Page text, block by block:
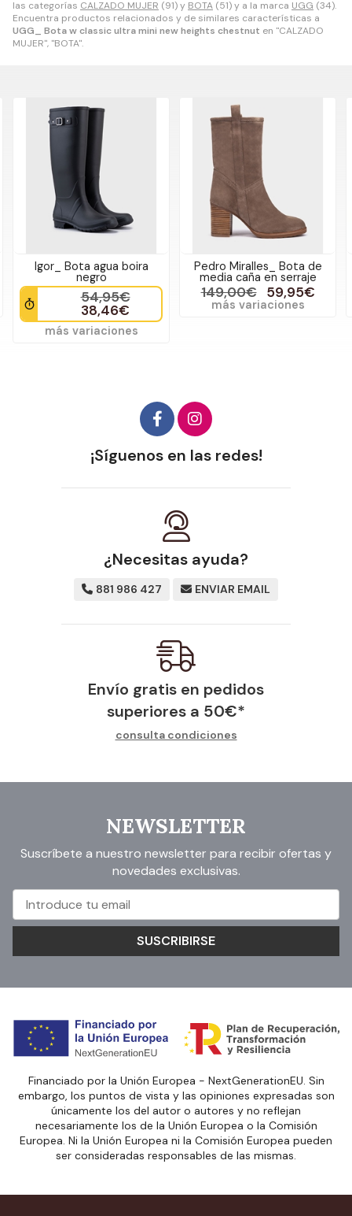
las categorías CALZADO MUJER (91) y BOTA (51) y a la marca UGG (34).
Encuentra productos relacionados y de similares características a
UGG_ Bota w classic ultra mini new heights chestnut en "CALZADO
MUJER", "BOTA".
Igor_ Bota agua boira
negro
54,95€
38,46€
más variaciones
Pedro Miralles_ Bota de
media caña en serraje
149,00€ 59,95€
más variaciones
¡Síguenos en las redes!
¿Necesitas ayuda?
881 986 427 ENVIAR EMAIL
Envío gratis en pedidos
superiores a 50€*
consulta condiciones
NEWSLETTER
Suscríbete a nuestro newsletter para recibir ofertas y
novedades exclusivas.
SUSCRIBIRSE
Financiado por la Unión Europea - NextGenerationEU. Sin
embargo, los puntos de vista y las opiniones expresadas son
únicamente los del autor o autores y no reflejan
necesariamente los de la Unión Europea o la Comisión
Europea. Ni la Unión Europea ni la Comisión Europea pueden
ser consideradas responsables de las mismas.